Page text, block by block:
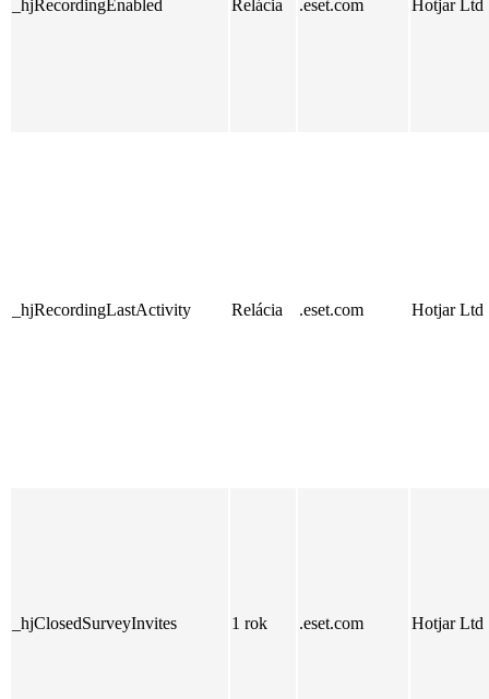
_hjRecordingEnabled Relácia .eset.com Hotjar Ltd
_hjRecordingLastActivity Relácia .eset.com Hotjar Ltd
_hjClosedSurveyInvites 1 rok .eset.com Hotjar Ltd